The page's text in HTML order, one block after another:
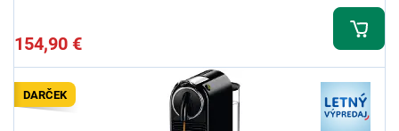
154,90 €
DARČEK